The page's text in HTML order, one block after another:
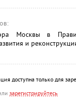
Москвы в
и
доступна только для
зарегистрируйтесь